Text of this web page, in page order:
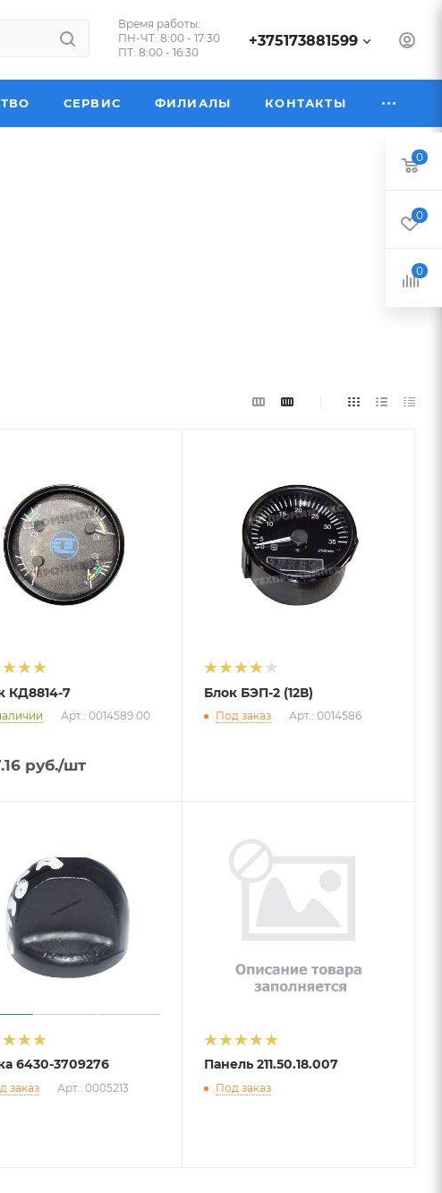
Время работы:
ПН-ЧТ: 8:00 - 17:30
ПТ: 8:00 - 16:30
+375173881599
СЕРВИС ФИЛИАЛЫ КОНТАКТЫ
КД8814-7
Арт.: 0014589.00
руб./шт
Блок БЭП-2 (12В)
Под заказ Арт.: 0014586
6430-3709276
заказ Арт.: 0005213
Панель 211.50.18.007
Под заказ
0
0
0